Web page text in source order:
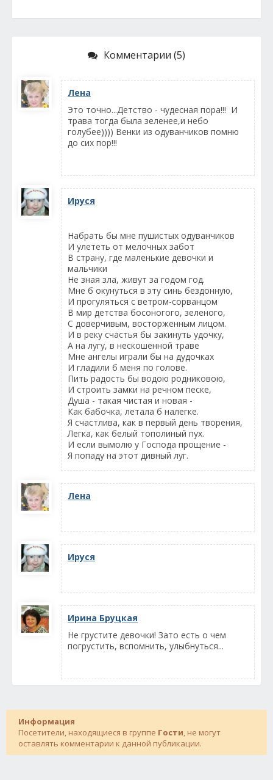
Комментарии (5)
Лена
Это точно...Детство - чудесная пора!!! И
трава тогда была зеленее,и небо
голубее)))) Венки из одуванчиков помню
до сих пор!!!
Ируся
Набрать бы мне пушистых одуванчиков
И улететь от мелочных забот
В страну, где маленькие девочки и
мальчики
Не зная зла, живут за годом год.
Мне б окунуться в эту синь бездонную,
И прогуляться с ветром-сорванцом
В мир детства босоногого, зеленого,
С доверчивым, восторженным лицом.
И в реку счастья бы закинуть удочку,
А на лугу, в нескошенной траве
Мне ангелы играли бы на дудочках
И гладили б меня по голове.
Пить радость бы водою родниковою,
И строить замки на речном песке,
Душа - такая чистая и новая -
Как бабочка, летала б налегке.
Я счастлива, как в первый день творения,
Легка, как белый тополиный пух.
И если вымолю у Господа прощение -
Я попаду на этот дивный луг.
Лена
Ируся
Ирина Бруцкая
Не грустите девочки! Зато есть о чем
погрустить, вспомнить, улыбнуться...
Информация
Посетители, находящиеся в группе Гости, не могут
оставлять комментарии к данной публикации.